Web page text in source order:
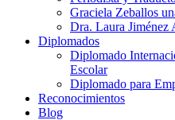
Graciela Zeballos
Dra. Laura Jiménez
Diplomados
Diplomado
Escolar
Diplomado para
Reconocimientos
Blog